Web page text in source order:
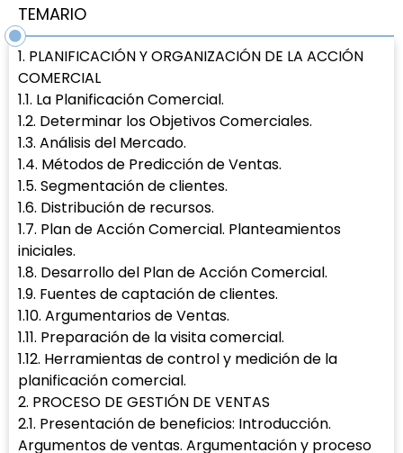
TEMARIO
1. PLANIFICACIÓN Y ORGANIZACIÓN DE LA ACCIÓN
COMERCIAL
1.1. La Planificación Comercial.
1.2. Determinar los Objetivos Comerciales.
1.3. Análisis del Mercado.
1.4. Métodos de Predicción de Ventas.
1.5. Segmentación de clientes.
1.6. Distribución de recursos.
1.7. Plan de Acción Comercial. Planteamientos
iniciales.
1.8. Desarrollo del Plan de Acción Comercial.
1.9. Fuentes de captación de clientes.
1.10. Argumentarios de Ventas.
1.11. Preparación de la visita comercial.
1.12. Herramientas de control y medición de la
planificación comercial.
2. PROCESO DE GESTIÓN DE VENTAS
2.1. Presentación de beneficios: Introducción.
Argumentos de ventas. Argumentación y proceso